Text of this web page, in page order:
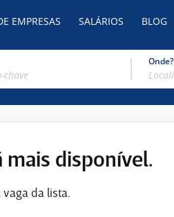
EMPRESAS SALÁRIOS BLOG
Onde?
mais disponível.
vaga da lista.